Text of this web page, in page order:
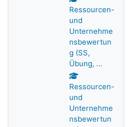
Ressourcen-
und
Unternehme
nsbewertun
g (SS,
Übung, ...
Ressourcen-
und
Unternehme
nsbewertun